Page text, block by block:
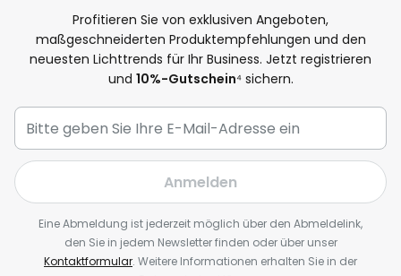
Profitieren Sie von exklusiven Angeboten,
maßgeschneiderten Produktempfehlungen und den
neuesten Lichttrends für Ihr Business. Jetzt registrieren
und 10%-Gutschein⁴ sichern.
Anmelden
Eine Abmeldung ist jederzeit möglich über den Abmeldelink,
den Sie in jedem Newsletter finden oder über unser
Kontaktformular. Weitere Informationen erhalten Sie in der